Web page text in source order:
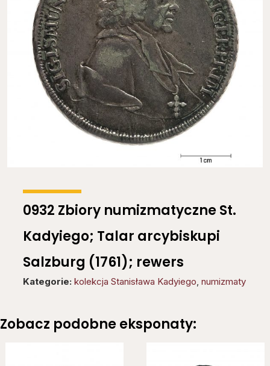
0932 Zbiory numizmatyczne St.
Kadyiego; Talar arcybiskupi
Salzburg (1761); rewers
Kategorie: kolekcja Stanisława Kadyiego, numizmaty
Zobacz podobne eksponaty: